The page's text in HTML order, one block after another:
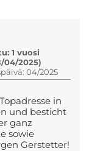
1 vuosi
04/2025)
04/2025
in
und besticht
ganz
sowie
Gerstetter!